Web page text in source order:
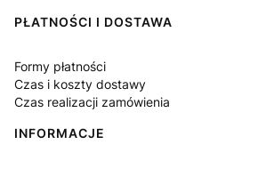
PŁATNOŚCI I DOSTAWA
Formy płatności
Czas i koszty dostawy
Czas realizacji zamówienia
INFORMACJE